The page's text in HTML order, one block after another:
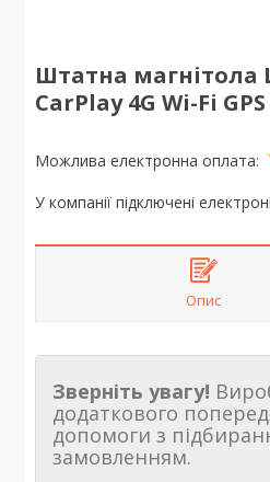
Штатна магнітола
CarPlay 4G Wi-Fi
У компанії підключені
Опис
Зверніть увагу!
додаткового
допомоги з
замовленням.